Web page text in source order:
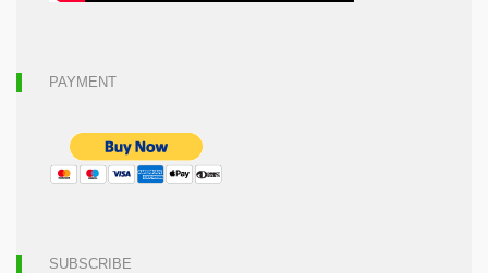
PAYMENT
SUBSCRIBE